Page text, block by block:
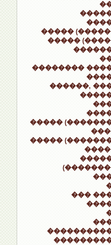
�����
�����
��������
������,
�����
�����
���